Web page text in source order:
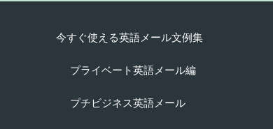
今すぐ使える英語メール文例集
プライベート英語メール編
プチビジネス英語メール